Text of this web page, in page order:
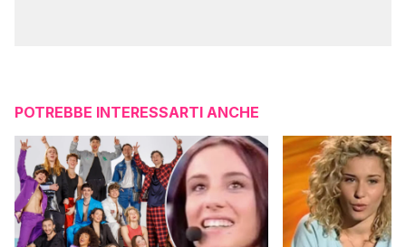
POTREBBE INTERESSARTI ANCHE